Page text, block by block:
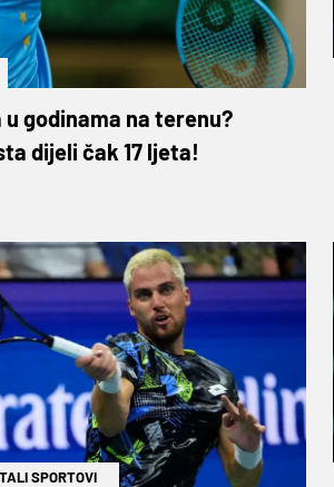
godinama na terenu?
dijeli čak 17 ljeta!
SPORTOVI